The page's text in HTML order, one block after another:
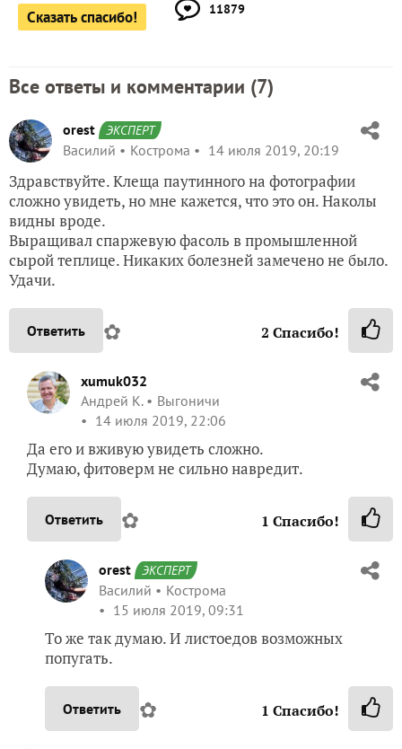
Сказать спасибо! 11879
Все ответы и комментарии (7)
orest ЭКСПЕРТ
Василий Кострома 14 июля 2019, 20:19
Здравствуйте. Клеща паутинного на фотографии
сложно увидеть, но мне кажется, что это он. Наколы
видны вроде.
Выращивал спаржевую фасоль в промышленной
сырой теплице. Никаких болезней замечено не было.
Удачи.
Ответить ✿ 2 Спасибо!
xumuk032
Андрей К.
Выгоничи
14 июля 2019, 22:06
Да его и вживую увидеть сложно.
Думаю, фитоверм не сильно навредит.
Ответить ✿ 1 Спасибо!
orest ЭКСПЕРТ
Василий
Кострома
15 июля 2019, 09:31
То же так думаю. И листоедов возможных
попугать.
Ответить ✿ 1 Спасибо!